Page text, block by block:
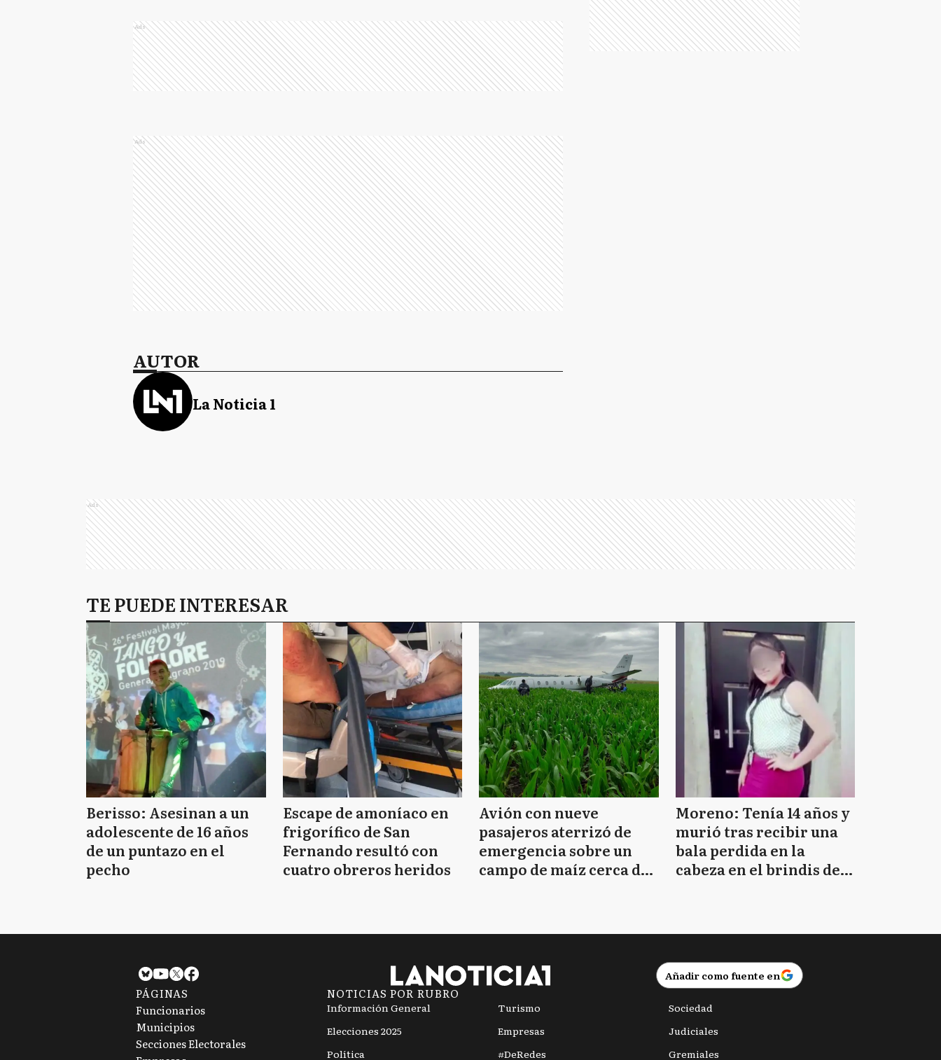
Ads
Ads
AUTOR
La Noticia 1
Ads
TE PUEDE INTERESAR
Berisso: Asesinan a un
adolescente de 16 años
de un puntazo en el
pecho
Escape de amoníaco en
frigorífico de San
Fernando resultó con
cuatro obreros heridos
Avión con nueve
pasajeros aterrizó de
emergencia sobre un
campo de maíz cerca de
Moreno: Tenía 14 años y
murió tras recibir una
bala perdida en la
cabeza en el brindis de
Añadir como fuente en
PÁGINAS
Funcionarios
Municipios
Secciones Electorales
NOTICIAS POR RUBRO
Información General
Elecciones 2025
Política
Turismo
Empresas
#DeRedes
Sociedad
Judiciales
Gremiales